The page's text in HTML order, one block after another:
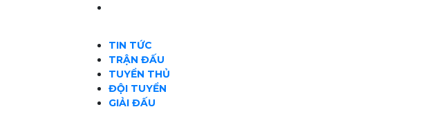
TIN TỨC
TRẬN ĐẤU
TUYỂN THỦ
ĐỘI TUYỂN
GIẢI ĐẤU